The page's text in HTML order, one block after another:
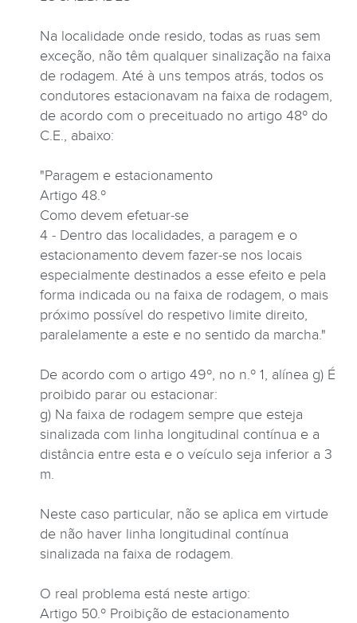
Na localidade onde resido, todas as ruas sem
exceção, não têm qualquer sinalização na faixa
de rodagem. Até à uns tempos atrás, todos os
condutores estacionavam na faixa de rodagem,
de acordo com o preceituado no artigo 48º do
C.E., abaixo:
"Paragem e estacionamento
Artigo 48.º
Como devem efetuar-se
4 - Dentro das localidades, a paragem e o
estacionamento devem fazer-se nos locais
especialmente destinados a esse efeito e pela
forma indicada ou na faixa de rodagem, o mais
próximo possível do respetivo limite direito,
paralelamente a este e no sentido da marcha."
De acordo com o artigo 49º, no n.º 1, alínea g) É
proibido parar ou estacionar:
g) Na faixa de rodagem sempre que esteja
sinalizada com linha longitudinal contínua e a
distância entre esta e o veículo seja inferior a 3
m.
Neste caso particular, não se aplica em virtude
de não haver linha longitudinal contínua
sinalizada na faixa de rodagem.
O real problema está neste artigo:
Artigo 50.º Proibição de estacionamento